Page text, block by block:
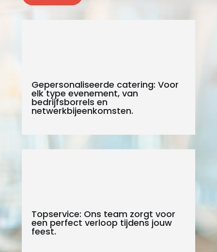
Gepersonaliseerde catering: Voor
elk type evenement, van
bedrijfsborrels en
netwerkbijeenkomsten.
Topservice: Ons team zorgt voor
een perfect verloop tijdens jouw
feest.